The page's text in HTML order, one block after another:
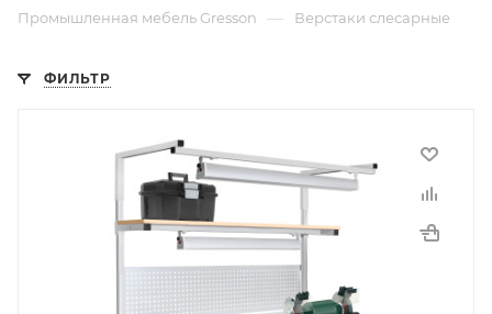
Промышленная мебель Gresson — Верстаки слесарные
ФИЛЬТР